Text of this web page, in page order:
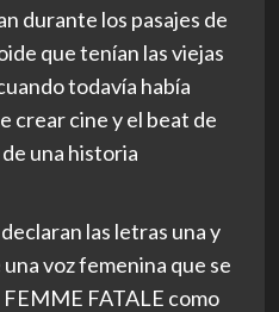
durante los pasajes de
que tenían las viejas
todavía había
crear cine y el beat de
una historia
las letras una y
voz femenina que se
FATALE como